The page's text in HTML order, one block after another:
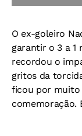
O ex-goleiro
garantir o 3 a 1
recordou o
gritos da
ficou por muito
comemoração.